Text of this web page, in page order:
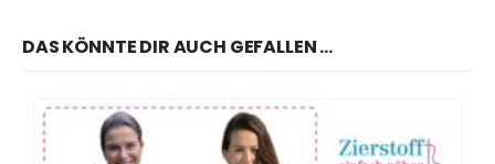
DAS KÖNNTE DIR AUCH GEFALLEN …